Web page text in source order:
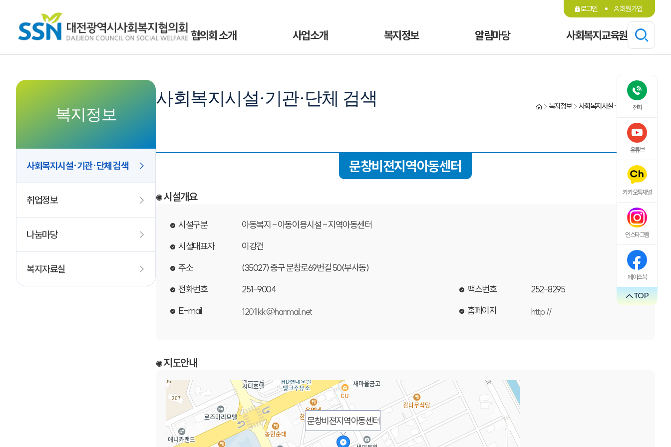
전화
유튜브
카카오톡채널
인스타그램
페이스북
TOP
로그인 회원가입
협의회 소개 사업소개 복지정보 알림마당 사회복지교육원
복지정보
사회복지시설·기관·단체 검색
취업정보
나눔마당
복지자료실
사회복지시설·기관·단체 검색 복지정보 사회복지시설·기관·단체 검색
문창비젼지역아동센터
시설개요
시설구분
아동복지 - 아동이용시설 - 지역아동센터
시설대표자
이강건
주소
(35027) 중구 문창로69번길 50(부사동)
전화번호
251-9004 팩스번호
252-8295
E-mail
1201lkk@hanmail.net 홈페이지 http://
지도안내
문창비젼지역아동센터